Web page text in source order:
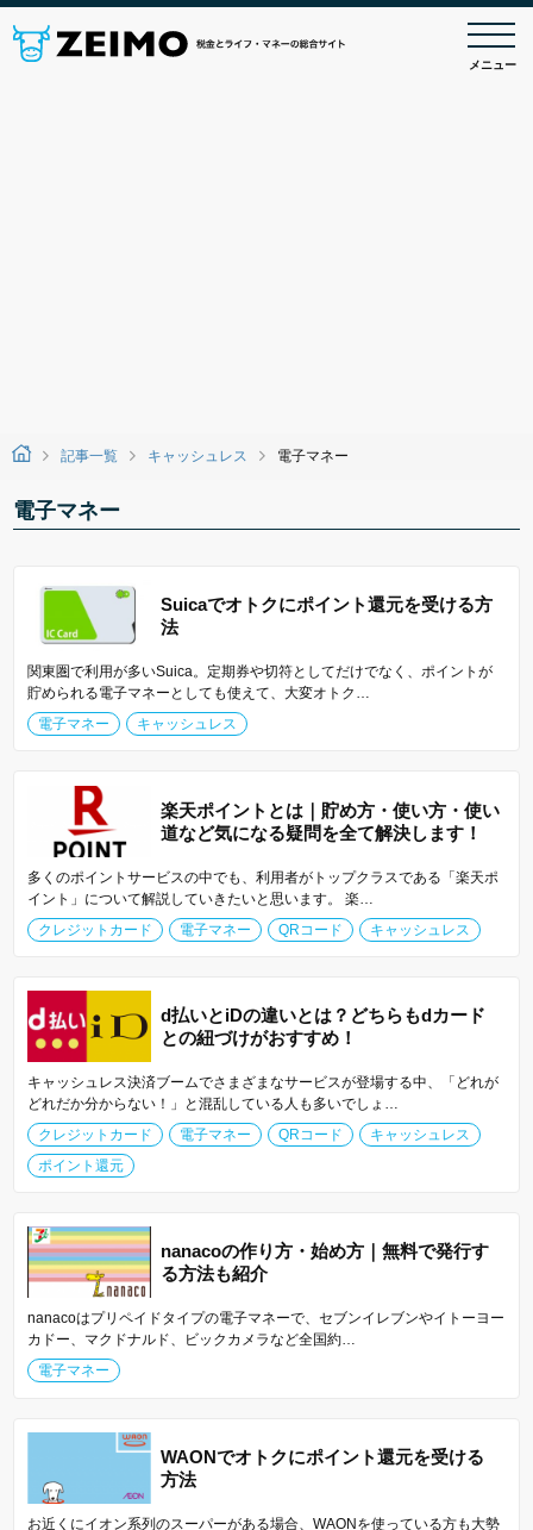
メニュー
記事一覧 キャッシュレス 電子マネー
電子マネー
Suicaでオトクにポイント還元を受ける方
法
関東圏で利用が多いSuica。定期券や切符としてだけでなく、ポイントが
貯められる電子マネーとしても使えて、大変オトク…
電子マネー
キャッシュレス
楽天ポイントとは｜貯め方・使い方・使い
道など気になる疑問を全て解決します！
多くのポイントサービスの中でも、利用者がトップクラスである「楽天ポ
イント」について解説していきたいと思います。 楽…
クレジットカード
電子マネー QRコード キャッシュレス
d払いとiDの違いとは？どちらもdカード
との紐づけがおすすめ！
キャッシュレス決済ブームでさまざまなサービスが登場する中、「どれが
どれだか分からない！」と混乱している人も多いでしょ…
クレジットカード
電子マネー QRコード
キャッシュレス
ポイント還元
nanacoの作り方・始め方｜無料で発行す
る方法も紹介
nanacoはプリペイドタイプの電子マネーで、セブンイレブンやイトーヨー
カドー、マクドナルド、ビックカメラなど全国約…
電子マネー
WAONでオトクにポイント還元を受ける
方法
お近くにイオン系列のスーパーがある場合、WAONを使っている方も大勢